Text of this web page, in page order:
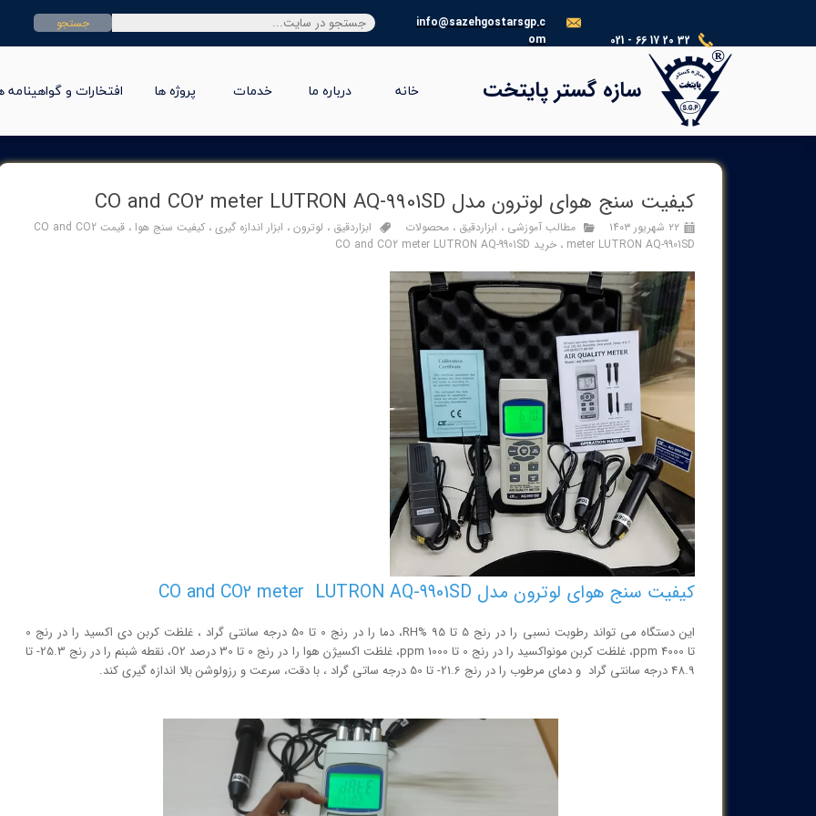
021 - 66 17 20 32
info@sazehgostarsgp.c
om
جستجو
سازه گستر پایتخت
®​​​​​​​
خانه درباره ما خدمات پروژه ها افتخارات و گواهینامه
کیفیت سنج هوای لوترون مدل CO and CO2 meter LUTRON AQ-9901SD
۲۲ شهریور ۱۴۰۳ مطالب آموزشی ، ابزاردقیق ، محصولات ابزاردقیق ، لوترون ، ابزار اندازه گیری ، کیفیت سنج هوا ،
قیمت CO and CO2
meter LUTRON AQ-9901SD ، خرید CO and CO2 meter LUTRON AQ-9901SD
کیفیت سنج هوای لوترون مدل CO and CO2 meter LUTRON AQ-9901SD
این دستگاه می تواند رطوبت نسبی را در رنج 5 تا 95 %RH، دما را در رنج 0 تا 50 درجه سانتی گراد ، غلظت کربن دی اکسید را در رنج 0
تا 4000 ppm، غلظت کربن مونواکسید را در رنج 0 تا 1000 ppm، غلظت اکسیژن هوا را در رنج 0 تا 30 درصد O2، نقطه شبنم را در رنج 25.3- تا
48.9 درجه سانتی گراد و دمای مرطوب را در رنج 21.6- تا 50 درجه ساتی گراد ، با دقت، سرعت و رزولوشن بالا اندازه گیری کند.